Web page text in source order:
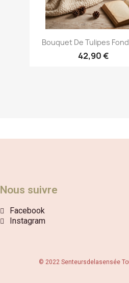
Aperçu rapide
Bouquet De Tulipes
42,90 €
Nous suivre
Facebook
Instagram
© 2022 Senteursdelasensée